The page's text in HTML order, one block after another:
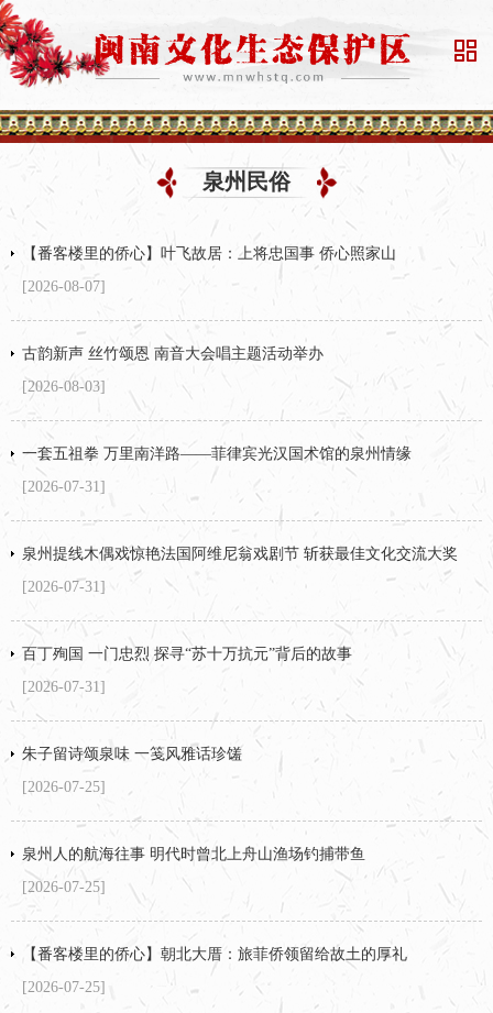

泉州民俗
【番客楼里的侨心】叶飞故居：上将忠国事 侨心照家山
[2026-08-07]
古韵新声 丝竹颂恩 南音大会唱主题活动举办
[2026-08-03]
一套五祖拳 万里南洋路——菲律宾光汉国术馆的泉州情缘
[2026-07-31]
泉州提线木偶戏惊艳法国阿维尼翁戏剧节 斩获最佳文化交流大奖
[2026-07-31]
百丁殉国 一门忠烈 探寻“苏十万抗元”背后的故事
[2026-07-31]
朱子留诗颂泉味 一笺风雅话珍馐
[2026-07-25]
泉州人的航海往事 明代时曾北上舟山渔场钓捕带鱼
[2026-07-25]
【番客楼里的侨心】朝北大厝：旅菲侨领留给故土的厚礼
[2026-07-25]